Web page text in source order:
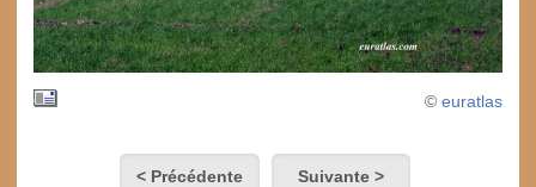
© euratlas
< Précédente Suivante >